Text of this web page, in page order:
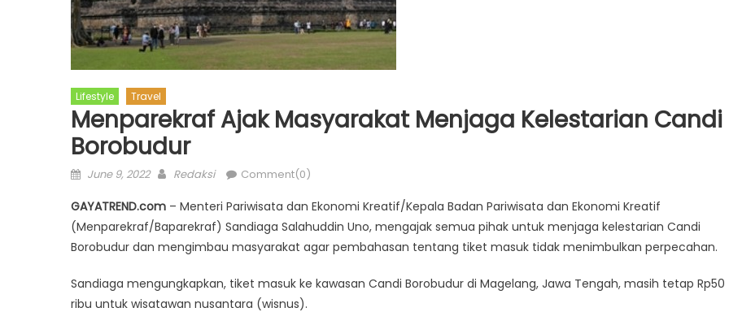
Lifestyle Travel
Menparekraf Ajak Masyarakat Menjaga Kelestarian Candi
Borobudur
Posted
June 9, 2022 Author
Redaksi Comment(0)
GAYATREND.com – Menteri Pariwisata dan Ekonomi Kreatif/Kepala Badan Pariwisata dan Ekonomi Kreatif
(Menparekraf/Baparekraf) Sandiaga Salahuddin Uno, mengajak semua pihak untuk menjaga kelestarian Candi
Borobudur dan mengimbau masyarakat agar pembahasan tentang tiket masuk tidak menimbulkan perpecahan.
Sandiaga mengungkapkan, tiket masuk ke kawasan Candi Borobudur di Magelang, Jawa Tengah, masih tetap Rp50
ribu untuk wisatawan nusantara (wisnus).